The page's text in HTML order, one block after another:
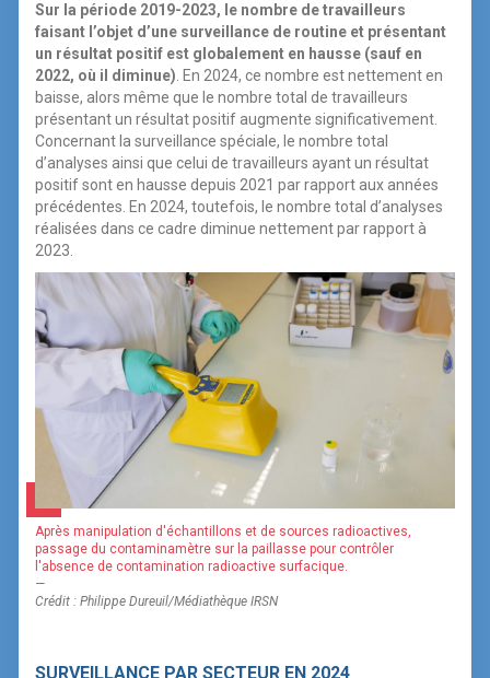
Sur la période 2019-2023, le nombre de travailleurs
faisant l’objet d’une surveillance de routine et présentant
un résultat positif est globalement en hausse (sauf en
2022, où il diminue) . En 2024, ce nombre est nettement en
baisse, alors même que le nombre total de travailleurs
présentant un résultat positif augmente significativement.
Concernant la surveillance spéciale, le nombre total
d’analyses ainsi que celui de travailleurs ayant un résultat
positif sont en hausse depuis 2021 par rapport aux années
précédentes. En 2024, toutefois, le nombre total d’analyses
réalisées dans ce cadre diminue nettement par rapport à
2023.
Après manipulation d'échantillons et de sources radioactives,
passage du contaminamètre sur la paillasse pour contrôler
l'absence de contamination radioactive surfacique.
—
Crédit : Philippe Dureuil/Médiathèque IRSN
SURVEILLANCE PAR SECTEUR EN 2024